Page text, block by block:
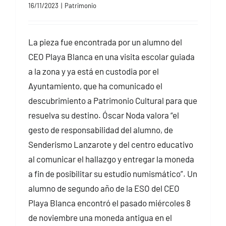
16/11/2023 | Patrimonio
La pieza fue encontrada por un alumno del
CEO Playa Blanca en una visita escolar guiada
a la zona y ya está en custodia por el
Ayuntamiento, que ha comunicado el
descubrimiento a Patrimonio Cultural para que
resuelva su destino. Óscar Noda valora “el
gesto de responsabilidad del alumno, de
Senderismo Lanzarote y del centro educativo
al comunicar el hallazgo y entregar la moneda
a fin de posibilitar su estudio numismático”. Un
alumno de segundo año de la ESO del CEO
Playa Blanca encontró el pasado miércoles 8
de noviembre una moneda antigua en el